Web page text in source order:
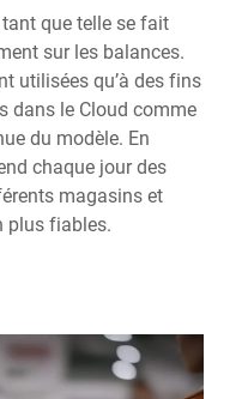
que telle se fait
sur les balances.
utilisées qu’à des fins
dans le Cloud comme
du modèle. En
chaque jour des
magasins et
plus fiables.